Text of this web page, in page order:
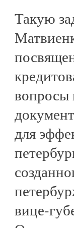
Такую
вопросы
для
вице-